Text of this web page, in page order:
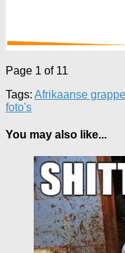
Page 1 of 11
Tags: Afrikaanse grappe
foto's
You may also like...